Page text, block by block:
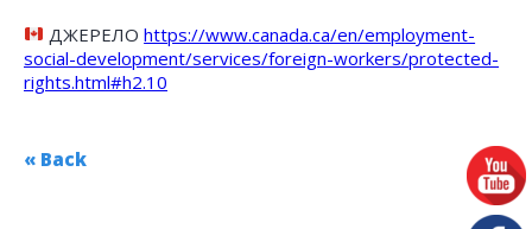
ДЖЕРЕЛОhttps://www.canada.ca/en/employment-
social-development/services/foreign-workers/protected-
rights.html#h2.10
« Back